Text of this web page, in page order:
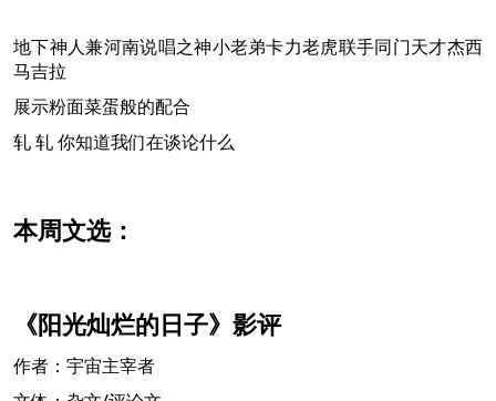
地下神人兼河南说唱之神小老弟卡力老虎联手同门天才杰西
马吉拉
展示粉面菜蛋般的配合
轧 轧 你知道我们在谈论什么
本周文选：
《阳光灿烂的日子》影评
作者：宇宙主宰者